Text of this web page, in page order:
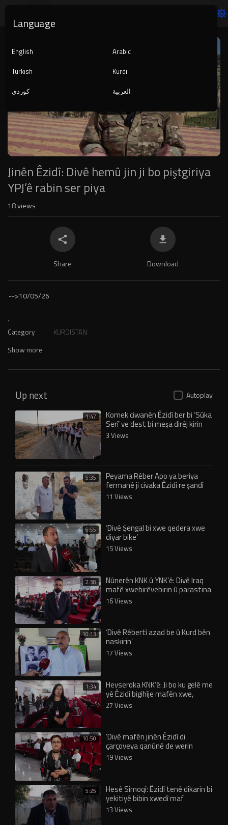
Player
auto
Jinên Êzidî: Divê hemû jin ji bo piştgiriya
YPJ’ê rabin ser piya
18views
Share Download
-->10/05/26
.
Category KURDISTAN
Show more
Up next Autoplay
1:47 Komek ciwanên Êzidî ber bi ‘Sûka
Serî’ ve dest bi meşa dirêj kirin
3 Views
5:35 Peyama Rêber Apo ya beriya
fermanê ji civaka Êzidî re şandî
eşkere bû!
11 Views
6:55 ‘Divê Şengal bi xwe qedera xwe
diyar bike’
15 Views
2:38 Nûnerên KNK û YNK’ê: Divê Iraq
mafê xwebirêvebirin û parastina
Êzidiyan nas bike
16 Views
10:13 ‘Divê Rêbertî azad be û Kurd bên
naskirin’
17 Views
1:34 Hevseroka KNK’ê: Ji bo ku gelê me
yê Êzidî bigihîje mafên xwe,
yekrêzî şertekî sereke ye
27 Views
10:50 ‘Divê mafên jinên Êzidî di
çarçoveya qanûnê de werin
parastin’
19 Views
5:25 Hesê Simoqî: Êzidî tenê dikarin bi
yekitiyê bibin xwedî maf
13 Views
Language
English
Arabic
Turkish
Kurdi
کوردی
العربية